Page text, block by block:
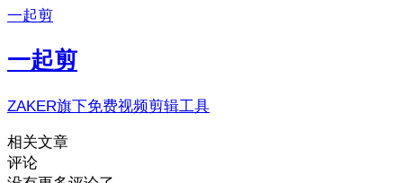
一起剪
一起剪
ZAKER旗下免费视频剪辑工具
相关文章
评论